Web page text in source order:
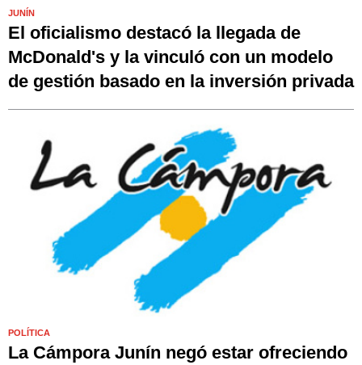
JUNÍN
El oficialismo destacó la llegada de
McDonald's y la vinculó con un modelo
de gestión basado en la inversión privada
POLÍTICA
La Cámpora Junín negó estar ofreciendo